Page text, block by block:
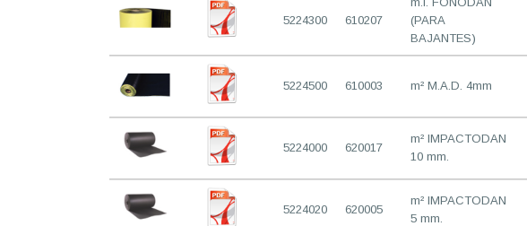
5224300 610207
(PARA
BAJANTES)
5224500 610003 m² M.A.D. 4mm
5224000 620017
m² IMPACTODAN
10 mm.
5224020 620005
m² IMPACTODAN
5 mm.